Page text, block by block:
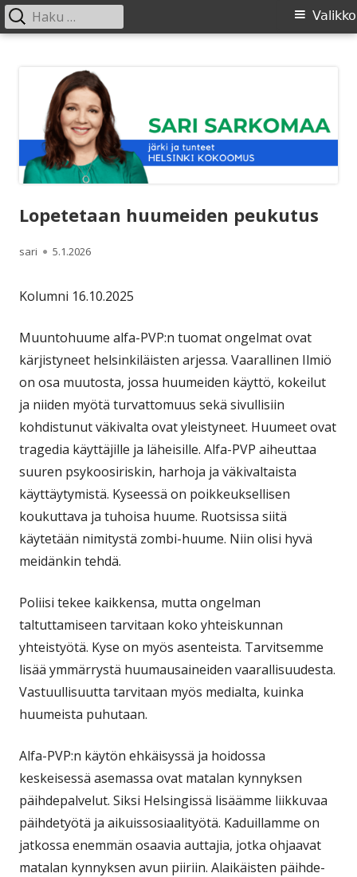
Ensisijainen
Valikko
Haku:
Lopetetaan huumeiden peukutus
Kirjoittaja
sari Julkaistu
5.1.2026
Kolumni 16.10.2025
Muuntohuume alfa-PVP:n tuomat ongelmat ovat
kärjistyneet helsinkiläisten arjessa. Vaarallinen Ilmiö
on osa muutosta, jossa huumeiden käyttö, kokeilut
ja niiden myötä turvattomuus sekä sivullisiin
kohdistunut väkivalta ovat yleistyneet. Huumeet ovat
tragedia käyttäjille ja läheisille. Alfa-PVP aiheuttaa
suuren psykoosiriskin, harhoja ja väkivaltaista
käyttäytymistä. Kyseessä on poikkeuksellisen
koukuttava ja tuhoisa huume. Ruotsissa siitä
käytetään nimitystä zombi-huume. Niin olisi hyvä
meidänkin tehdä.
Poliisi tekee kaikkensa, mutta ongelman
taltuttamiseen tarvitaan koko yhteiskunnan
yhteistyötä. Kyse on myös asenteista. Tarvitsemme
lisää ymmärrystä huumausaineiden vaarallisuudesta.
Vastuullisuutta tarvitaan myös medialta, kuinka
huumeista puhutaan.
Alfa-PVP:n käytön ehkäisyssä ja hoidossa
keskeisessä asemassa ovat matalan kynnyksen
päihdepalvelut. Siksi Helsingissä lisäämme liikkuvaa
päihdetyötä ja aikuissosiaalityötä. Kaduillamme on
jatkossa enemmän osaavia auttajia, jotka ohjaavat
matalan kynnyksen avun piiriin. Alaikäisten päihde-